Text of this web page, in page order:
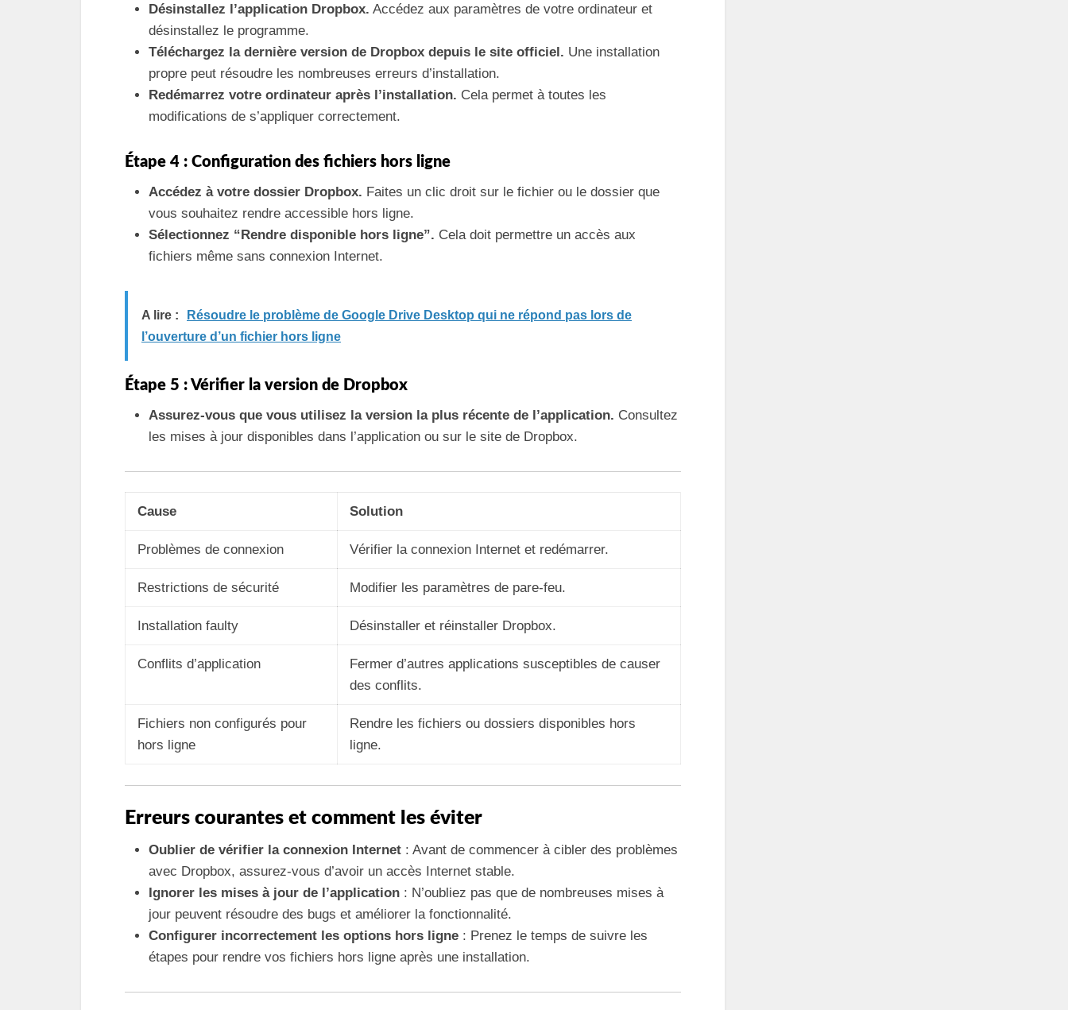
Désinstallez l’application Dropbox. Accédez aux paramètres de votre ordinateur et
désinstallez le programme.
Téléchargez la dernière version de Dropbox depuis le site officiel. Une installation
propre peut résoudre les nombreuses erreurs d’installation.
Redémarrez votre ordinateur après l’installation. Cela permet à toutes les
modifications de s’appliquer correctement.
Étape 4 : Configuration des fichiers hors ligne
Accédez à votre dossier Dropbox. Faites un clic droit sur le fichier ou le dossier que
vous souhaitez rendre accessible hors ligne.
Sélectionnez “Rendre disponible hors ligne”. Cela doit permettre un accès aux
fichiers même sans connexion Internet.
A lire :
Résoudre le problème de Google Drive Desktop qui ne répond pas lors de
l’ouverture d’un fichier hors ligne
Étape 5 : Vérifier la version de Dropbox
Assurez-vous que vous utilisez la version la plus récente de l’application. Consultez
les mises à jour disponibles dans l’application ou sur le site de Dropbox.
Cause Solution
Problèmes de connexion Vérifier la connexion Internet et redémarrer.
Restrictions de sécurité Modifier les paramètres de pare-feu.
Installation faulty Désinstaller et réinstaller Dropbox.
Conflits d’application
Fermer d’autres applications susceptibles de causer
des conflits.
Fichiers non configurés pour
hors ligne
Rendre les fichiers ou dossiers disponibles hors
ligne.
Erreurs courantes et comment les éviter
Oublier de vérifier la connexion Internet : Avant de commencer à cibler des problèmes
avec Dropbox, assurez-vous d’avoir un accès Internet stable.
Ignorer les mises à jour de l’application : N’oubliez pas que de nombreuses mises à
jour peuvent résoudre des bugs et améliorer la fonctionnalité.
Configurer incorrectement les options hors ligne : Prenez le temps de suivre les
étapes pour rendre vos fichiers hors ligne après une installation.